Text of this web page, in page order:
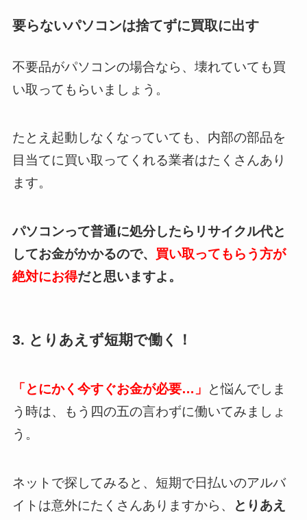
要らないパソコンは捨てずに買取に出す
不要品がパソコンの場合なら、壊れていても買
い取ってもらいましょう。
たとえ起動しなくなっていても、内部の部品を
目当てに買い取ってくれる業者はたくさんあり
ます。
パソコンって普通に処分したらリサイクル代と
してお金がかかるので、 買い取ってもらう方が
絶対にお得だと思いますよ。
3. とりあえず短期で働く！
「とにかく今すぐお金が必要…」
と悩んでしま
う時は、もう四の五の言わずに働いてみましょ
う。
ネットで探してみると、短期で日払いのアルバ
イトは意外にたくさんありますから、
とりあえ